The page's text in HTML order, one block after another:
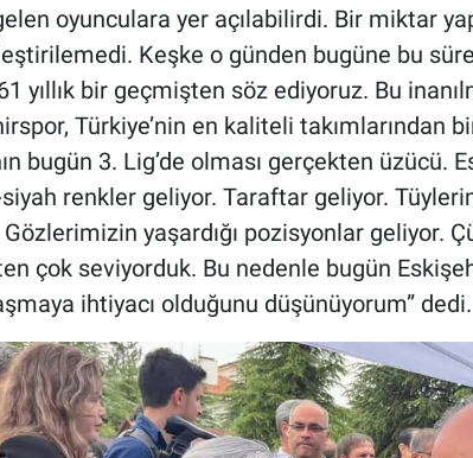
oyunculara yer açılabilirdi. Bir miktar
Keşke o günden bugüne bu
yıllık bir geçmişten söz ediyoruz. Bu
Türkiye’nin en kaliteli takımlarından
bugün 3. Lig’de olması gerçekten üzücü.
siyah renkler geliyor. Taraftar geliyor.
yaşardığı pozisyonlar geliyor.
çok seviyorduk. Bu nedenle bugün
ihtiyacı olduğunu düşünüyorum” dedi.